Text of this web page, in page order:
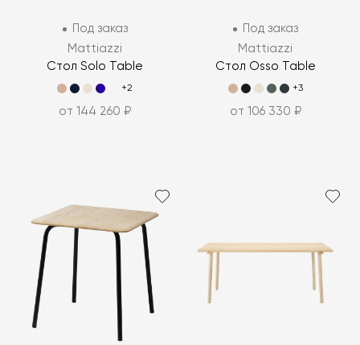
Под заказ
Mattiazzi
Стол Solo Table
+2
от 144 260 ₽
Под заказ
Mattiazzi
Стол Osso Table
+3
от 106 330 ₽